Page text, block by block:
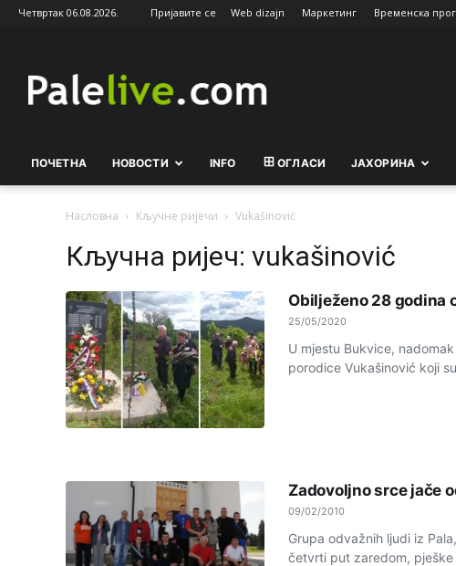
Четвртак 06.08.2026. Пријавите се Web dizajn Маркетинг Временска
ПОЧЕТНА НОВОСТИ INFO ОГЛАСИ ЈАХОРИНА
Насловна Кључне ријечи Vukašinović
Кључна ријеч: vukašinović
Obilježeno 28 godina
25/05/2020
U mjestu Bukvice,
porodice Vukašinović koji
Zadovoljno srce jače
09/02/2010
Grupa odvažnih ljudi iz
četvrti put zaredom,